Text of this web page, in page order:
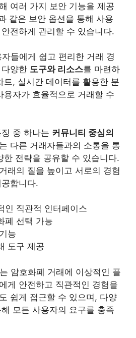
여러 가지 보안 기능을 제공
같은 보안 옵션을 통해 사용
전하게 관리할 수 있습니다.
들에게 쉽고 편리한 거래 경
양한 도구와 리소스를 마련하
트, 실시간 데이터를 활용한 분
용자가 효율적으로 거래할 수
중 하나는 커뮤니티 중심의
다른 거래자들과의 소통을 통
한 전략을 공유할 수 있습니다.
래의 질을 높이고 서로의 경험
합니다.
인 직관적 인터페이스
폐 선택 가능
능
도구 제공
암호화폐 거래에 이상적인 플
게 안전하고 직관적인 경험을
쉽게 접근할 수 있으며, 다양
모든 사용자의 요구를 충족